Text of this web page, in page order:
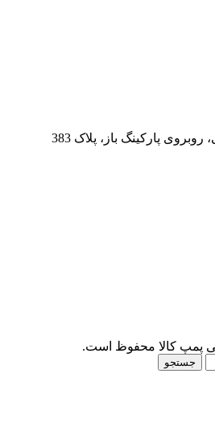
پارکینگ باز، پلاک 383
پمپ کالا محفوظ است.
جستجو